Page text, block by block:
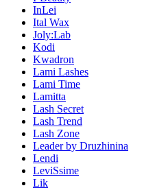
InLei
Ital Wax
Joly:Lab
Kodi
Kwadron
Lami Lashes
Lami Time
Lamitta
Lash Secret
Lash Trend
Lash Zone
Leader by Druzhinina
Lendi
LeviSsime
Lik